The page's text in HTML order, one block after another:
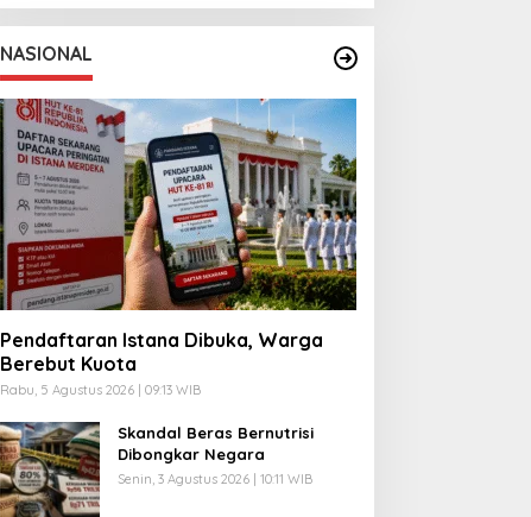
NASIONAL
Pendaftaran Istana Dibuka, Warga
Berebut Kuota
Rabu, 5 Agustus 2026 | 09:13 WIB
Skandal Beras Bernutrisi
Dibongkar Negara
Senin, 3 Agustus 2026 | 10:11 WIB